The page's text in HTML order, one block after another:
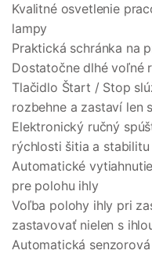
Kvalitné osvetlenie
lampy
Praktická schránka na
Dostatočne dlhé voľné
Tlačidlo Štart / Stop
rozbehne a zastaví len
Elektronický ručný
rýchlosti šitia a
Automatické
pre polohu ihly
Voľba polohy ihly pri
zastavovať nielen s
Automatická